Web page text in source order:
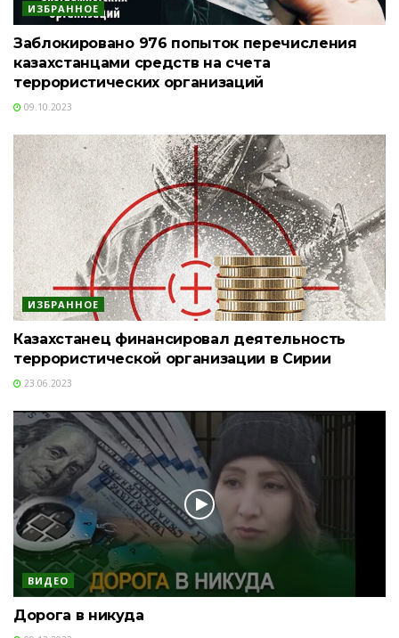
ИЗБРАННОЕ
Заблокировано 976 попыток перечисления
казахстанцами средств на счета
террористических организаций
09.10.2023
ИЗБРАННОЕ
Казахстанец финансировал деятельность
террористической организации в Сирии
23.06.2023
ВИДЕО
Дорога в никуда